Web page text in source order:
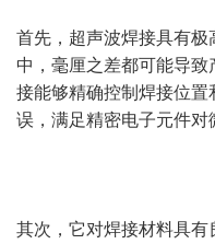
首先，超声波焊接具有
中，毫厘之差都可能导
接能够精确控制焊接位
误，满足精密电子元件对
其次，它对焊接材料具